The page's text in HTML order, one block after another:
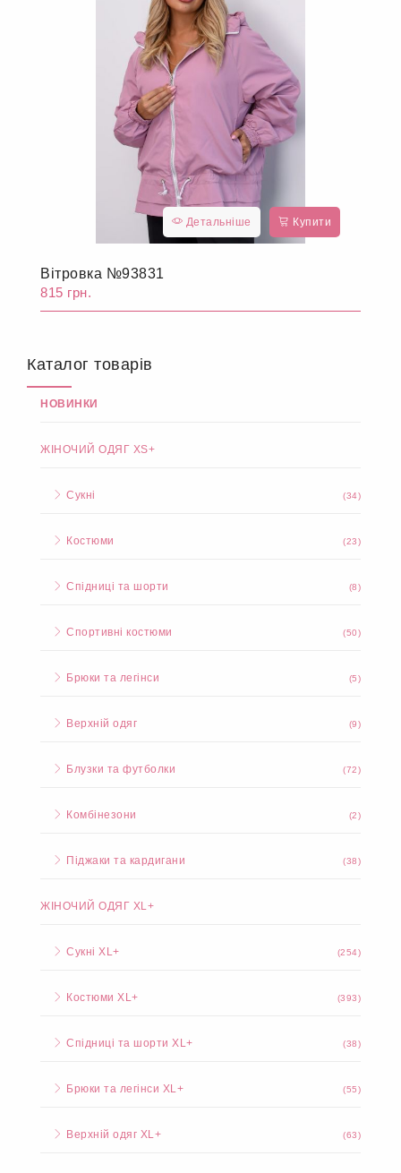
Детальніше Купити
Вітровка №93831
815 грн.
Каталог товарів
НОВИНКИ
ЖІНОЧИЙ ОДЯГ XS+
Сукні (34)
Костюми (23)
Спідниці та шорти (8)
Спортивні костюми (50)
Брюки та легінси (5)
Верхній одяг (9)
Блузки та футболки (72)
Комбінезони (2)
Піджаки та кардигани (38)
ЖІНОЧИЙ ОДЯГ XL+
Сукні XL+ (254)
Костюми XL+ (393)
Спідниці та шорти XL+ (38)
Брюки та легінси XL+ (55)
Верхній одяг XL+ (63)